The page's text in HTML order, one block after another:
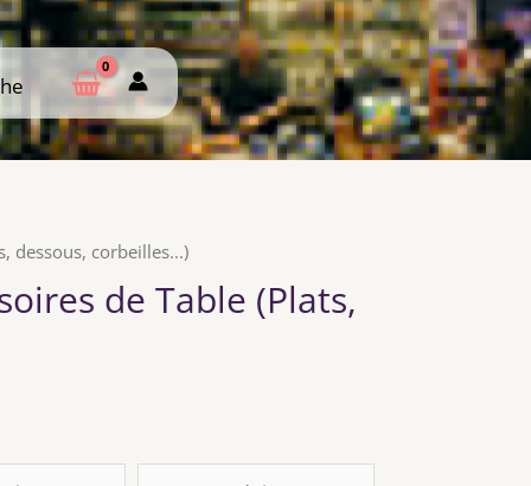
dessous, corbeilles...)
de Table (Plats,